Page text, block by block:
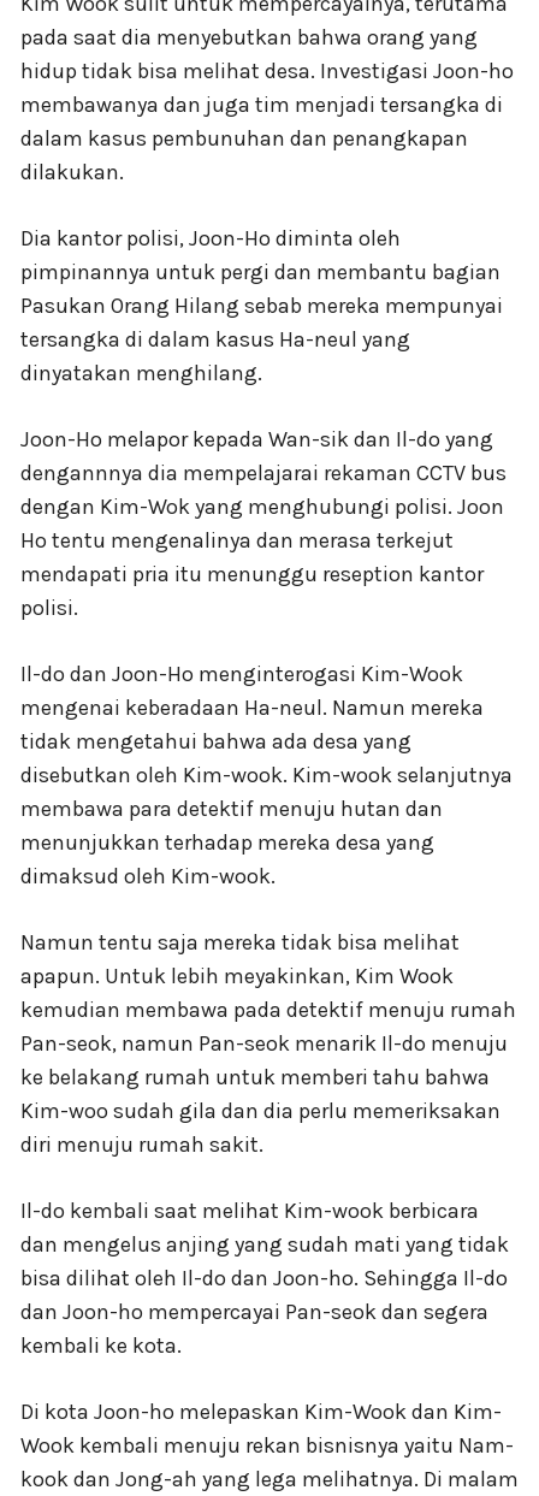
pada saat dia menyebutkan bahwa orang yang
hidup tidak bisa melihat desa. Investigasi Joon-ho
membawanya dan juga tim menjadi tersangka di
dalam kasus pembunuhan dan penangkapan
dilakukan.
Dia kantor polisi, Joon-Ho diminta oleh
pimpinannya untuk pergi dan membantu bagian
Pasukan Orang Hilang sebab mereka mempunyai
tersangka di dalam kasus Ha-neul yang
dinyatakan menghilang.
Joon-Ho melapor kepada Wan-sik dan Il-do yang
dengannnya dia mempelajarai rekaman CCTV bus
dengan Kim-Wok yang menghubungi polisi. Joon
Ho tentu mengenalinya dan merasa terkejut
mendapati pria itu menunggu reseption kantor
polisi.
Il-do dan Joon-Ho menginterogasi Kim-Wook
mengenai keberadaan Ha-neul. Namun mereka
tidak mengetahui bahwa ada desa yang
disebutkan oleh Kim-wook. Kim-wook selanjutnya
membawa para detektif menuju hutan dan
menunjukkan terhadap mereka desa yang
dimaksud oleh Kim-wook.
Namun tentu saja mereka tidak bisa melihat
apapun. Untuk lebih meyakinkan, Kim Wook
kemudian membawa pada detektif menuju rumah
Pan-seok, namun Pan-seok menarik Il-do menuju
ke belakang rumah untuk memberi tahu bahwa
Kim-woo sudah gila dan dia perlu memeriksakan
diri menuju rumah sakit.
Il-do kembali saat melihat Kim-wook berbicara
dan mengelus anjing yang sudah mati yang tidak
bisa dilihat oleh Il-do dan Joon-ho. Sehingga Il-do
dan Joon-ho mempercayai Pan-seok dan segera
kembali ke kota.
Di kota Joon-ho melepaskan Kim-Wook dan Kim-
Wook kembali menuju rekan bisnisnya yaitu Nam-
kook dan Jong-ah yang lega melihatnya. Di malam